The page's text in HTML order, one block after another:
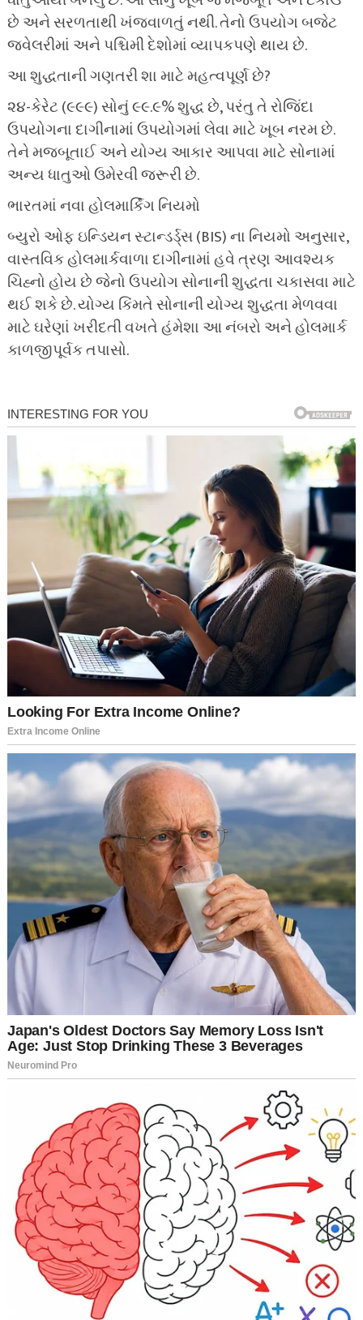
છે અને સરળતાથી ખંજવાળતું નથી. તેનો ઉપયોગ બજેટ
જ્વેલરીમાં અને પશ્ચિમી દેશોમાં વ્યાપકપણે થાય છે.
આ શુદ્ધતાની ગણતરી શા માટે મહત્વપૂર્ણ છે?
૨૪-કેરેટ (૯૯૯) સોનું ૯૯.૯% શુદ્ધ છે, પરંતુ તે રોજિંદા
ઉપયોગના દાગીનામાં ઉપયોગમાં લેવા માટે ખૂબ નરમ છે.
તેને મજબૂતાઈ અને યોગ્ય આકાર આપવા માટે સોનામાં
અન્ય ધાતુઓ ઉમેરવી જરૂરી છે.
ભારતમાં નવા હોલમાર્કિંગ નિયમો
બ્યુરો ઓફ ઇન્ડિયન સ્ટાન્ડર્ડ્સ (BIS) ના નિયમો અનુસાર,
વાસ્તવિક હોલમાર્કવાળા દાગીનામાં હવે ત્રણ આવશ્યક
ચિહ્નો હોય છે જેનો ઉપયોગ સોનાની શુદ્ધતા ચકાસવા માટે
થઈ શકે છે. યોગ્ય કિંમતે સોનાની યોગ્ય શુદ્ધતા મેળવવા
માટે ઘરેણાં ખરીદતી વખતે હંમેશા આ નંબરો અને હોલમાર્ક
કાળજીપૂર્વક તપાસો.